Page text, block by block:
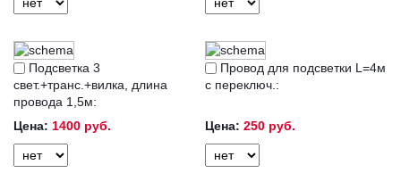
Подсветка 3
свет.+транс.+вилка, длина
провода 1,5м:
Цена: 1400 руб.
Провод для подсветки L=4м
с переключ.:
Цена: 250 руб.